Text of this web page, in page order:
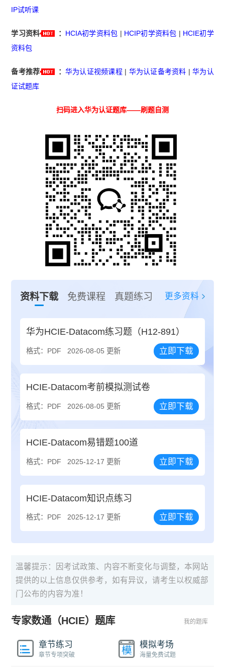
IP试听课
学习资料 ： HCIA初学资料包 | HCIP初学资料包 | HCIE初学
资料包
备考推荐 ： 华为认证视频课程| 华为认证备考资料 |华为认
证试题库
扫码进入华为认证题库——刷题自测
资料下载 免费课程 真题练习 更多资料
华为HCIE-Datacom练习题（H12-891）
格式：PDF 2026-08-05 更新 立即下载
HCIE-Datacom考前模拟测试卷
格式：PDF 2026-08-05 更新 立即下载
HCIE-Datacom易错题100道
格式：PDF 2025-12-17 更新 立即下载
HCIE-Datacom知识点练习
格式：PDF 2025-12-17 更新 立即下载
温馨提示：因考试政策、内容不断变化与调整，本网站
提供的以上信息仅供参考，如有异议，请考生以权威部
门公布的内容为准！
专家数通（HCIE）题库 我的题库
章节练习
章节专项突破
模拟考场
海量免费试题